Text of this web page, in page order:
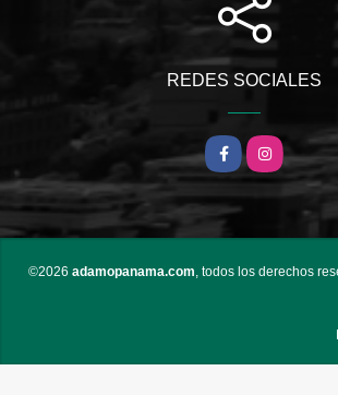
REDES SOCIALES
FacebookInstagram
©2026 adamopanama.com, todos los derechos